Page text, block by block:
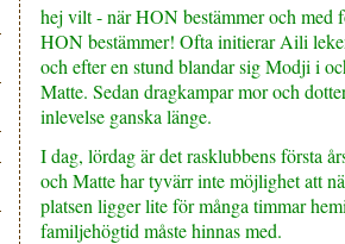
hej vilt - när HON bestämmer och med
HON bestämmer! Ofta initierar Aili
och efter en stund blandar sig Modji i
Matte. Sedan dragkampar mor och
inlevelse ganska länge.
I dag, lördag är det rasklubbens första
och Matte har tyvärr inte möjlighet att
platsen ligger lite för många timmar
familjehögtid måste hinnas med.